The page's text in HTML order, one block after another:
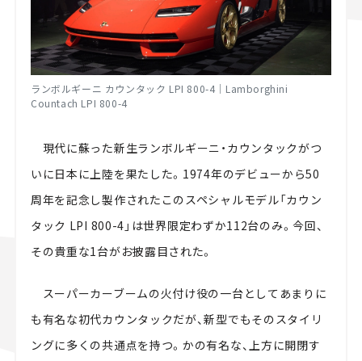
ランボルギーニ カウンタック LPI 800-4｜Lamborghini
Countach LPI 800-4
現代に蘇った新生ランボルギーニ・カウンタックがつ
いに日本に上陸を果たした。1974年のデビューから50
周年を記念し製作されたこのスペシャルモデル「カウン
タック LPI 800-4」は世界限定わずか112台のみ。今回、
その貴重な1台がお披露目された。
スーパーカーブームの火付け役の一台としてあまりに
も有名な初代カウンタックだが、新型でもそのスタイリ
ングに多くの共通点を持つ。かの有名な、上方に開閉す